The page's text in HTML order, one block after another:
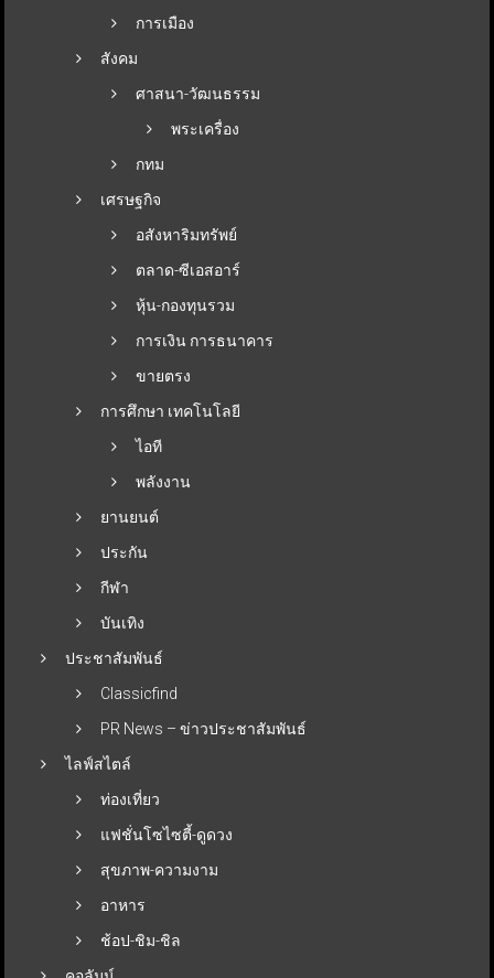
การเมือง
สังคม
ศาสนา-วัฒนธรรม
พระเครื่อง
กทม
เศรษฐกิจ
อสังหาริมทรัพย์
ตลาด-ซีเอสอาร์
หุ้น-กองทุนรวม
การเงิน การธนาคาร
ขายตรง
การศึกษา เทคโนโลยี
ไอที
พลังงาน
ยานยนต์
ประกัน
กีฬา
บันเทิง
ประชาสัมพันธ์
Classicfind
PR News – ข่าวประชาสัมพันธ์
ไลฟ์สไตล์
ท่องเที่ยว
แฟชั่นโซไซตี้-ดูดวง
สุขภาพ-ความงาม
อาหาร
ช้อป-ชิม-ชิล